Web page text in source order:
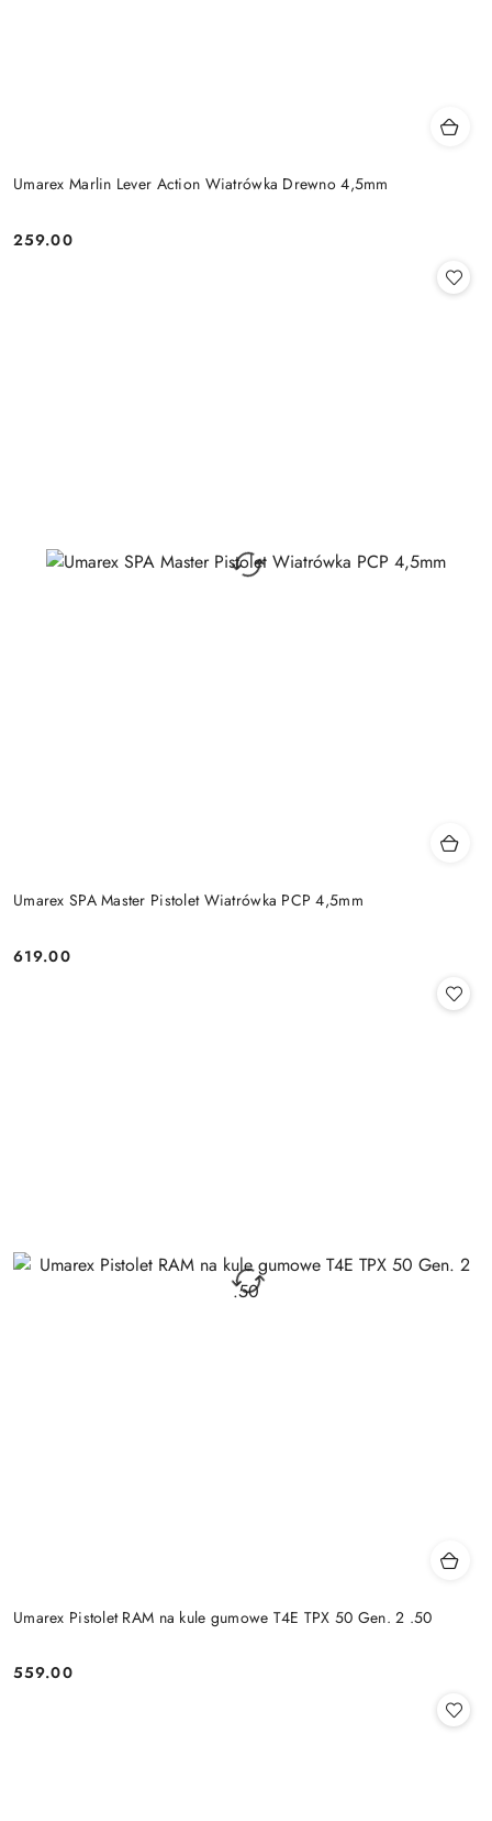
Umarex Marlin Lever Action Wiatrówka Drewno 4,5mm
Cena:
259.00
Umarex SPA Master Pistolet Wiatrówka PCP 4,5mm
Cena:
619.00
Umarex Pistolet RAM na kule gumowe T4E TPX 50 Gen. 2 .50
Cena:
559.00